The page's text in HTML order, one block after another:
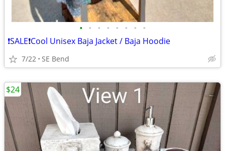
• • • • • • • •
❗SALE❗Cool Unisex Baja Jacket / Baja Hoodie
7/22 SE Bend
$24